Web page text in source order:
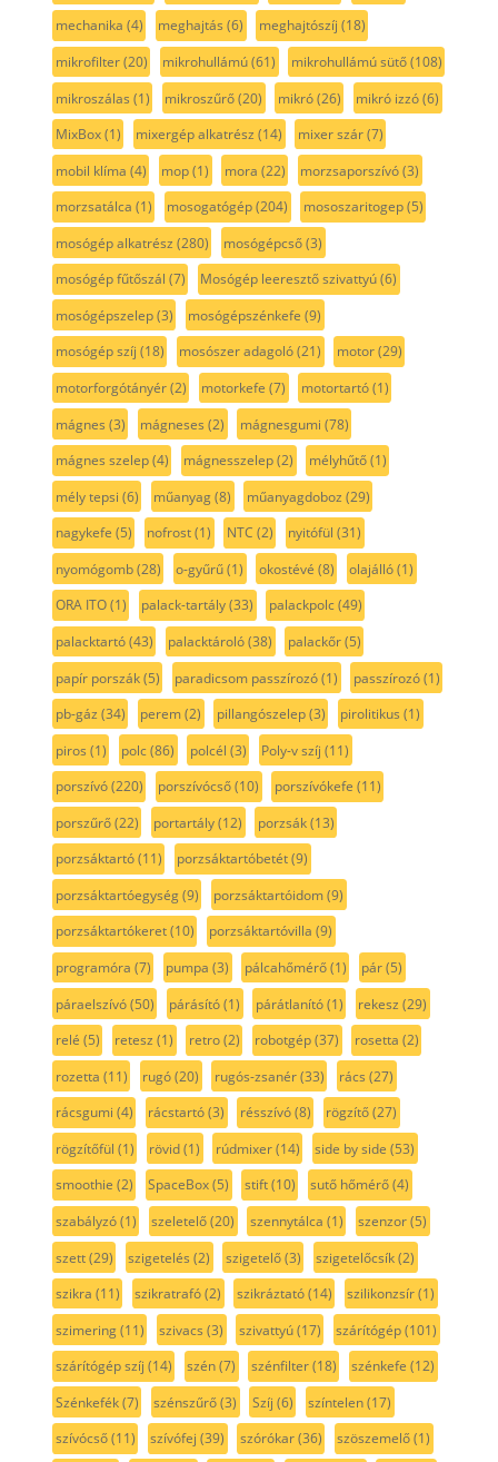
mechanika (4) meghajtás (6) meghajtószíj (18)
mikrofilter(20) mikrohullámú(61) mikrohullámú sütő(108)
mikroszálas (1) mikroszűrő(20) mikró(26) mikró izzó(6)
MixBox(1) mixergép alkatrész (14) mixer szár(7)
mobil klíma (4) mop(1) mora (22) morzsaporszívó(3)
morzsatálca (1) mosogatógép(204) mososzaritogep(5)
mosógép alkatrész (280) mosógépcső(3)
mosógép fűtőszál (7) Mosógép leeresztő szivattyú(6)
mosógépszelep(3) mosógépszénkefe (9)
mosógép szíj (18) mosószer adagoló(21) motor(29)
motorforgótányér(2) motorkefe (7) motortartó(1)
mágnes (3) mágneses (2) mágnesgumi (78)
mágnes szelep(4) mágnesszelep(2) mélyhűtő(1)
mély tepsi (6) műanyag(8) műanyagdoboz (29)
nagykefe (5) nofrost(1) NTC (2) nyitófül (31)
nyomógomb(28) o-gyűrű(1) okostévé (8) olajálló(1)
ORA ITO(1) palack-tartály(33) palackpolc(49)
palacktartó(43) palacktároló(38) palackőr(5)
papír porszák(5) paradicsom passzírozó(1) passzírozó(1)
pb-gáz (34) perem(2) pillangószelep(3) pirolitikus (1)
piros (1) polc(86) polcél (3) Poly-v szíj (11)
porszívó(220) porszívócső(10) porszívókefe (11)
porszűrő(22) portartály(12) porzsák(13)
porzsáktartó(11) porzsáktartóbetét(9)
porzsáktartóegység(9) porzsáktartóidom(9)
porzsáktartókeret(10) porzsáktartóvilla (9)
programóra (7) pumpa (3) pálcahőmérő(1) pár(5)
páraelszívó(50) párásító(1) párátlanító(1) rekesz (29)
relé (5) retesz (1) retro(2) robotgép(37) rosetta (2)
rozetta (11) rugó(20) rugós-zsanér(33) rács (27)
rácsgumi (4) rácstartó(3) résszívó(8) rögzítő(27)
rögzítőfül (1) rövid(1) rúdmixer(14) side by side (53)
smoothie (2) SpaceBox(5) stift(10) sutő hőmérő(4)
szabályzó(1) szeletelő(20) szennytálca (1) szenzor(5)
szett(29) szigetelés (2) szigetelő(3) szigetelőcsík(2)
szikra (11) szikratrafó(2) szikráztató(14) szilikonzsír(1)
szimering(11) szivacs (3) szivattyú(17) szárítógép(101)
szárítógép szíj (14) szén(7) szénfilter(18) szénkefe (12)
Szénkefék(7) szénszűrő(3) Szíj (6) színtelen(17)
szívócső(11) szívófej (39) szórókar(36) szöszemelő(1)